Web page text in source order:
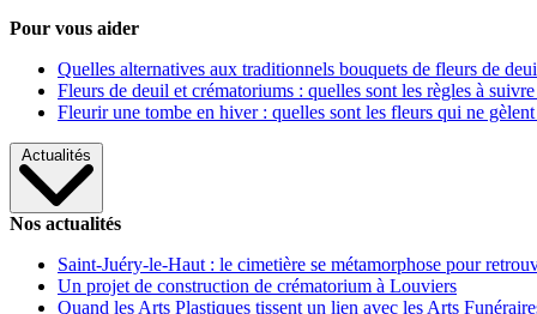
Pour vous aider
Quelles alternatives aux traditionnels bouquets de fleurs de
Fleurs de deuil et crématoriums : quelles sont les règles à
Fleurir une tombe en hiver : quelles sont les fleurs qui ne gèlent
Actualités
Nos actualités
Saint-Juéry-le-Haut : le cimetière se métamorphose pour
Un projet de construction de crématorium à Louviers
Quand les Arts Plastiques tissent un lien avec les Arts